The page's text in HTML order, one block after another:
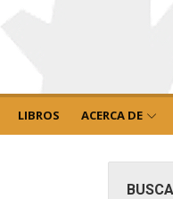
LIBROS ACERCA DE